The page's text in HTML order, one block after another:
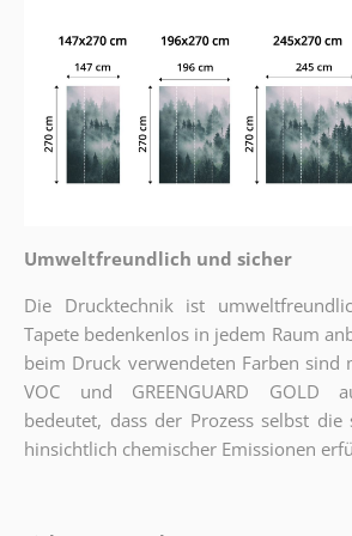
Umweltfreundlich und sicher
Die Drucktechnik ist
Tapete bedenkenlos in jedem Raum
beim Druck verwendeten Farben sind
VOC und GREENGUARD GOLD
bedeutet, dass der Prozess selbst die
hinsichtlich chemischer Emissionen